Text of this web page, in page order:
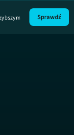
Sprawdź